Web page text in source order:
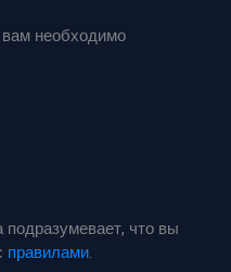
необходимо
подразумевает, что вы
правилами.